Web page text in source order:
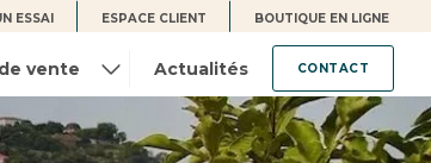
ESSAI ESPACE CLIENT BOUTIQUE EN LIGNE
vente Actualités CONTACT